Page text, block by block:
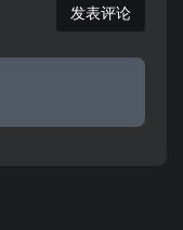
发表评论